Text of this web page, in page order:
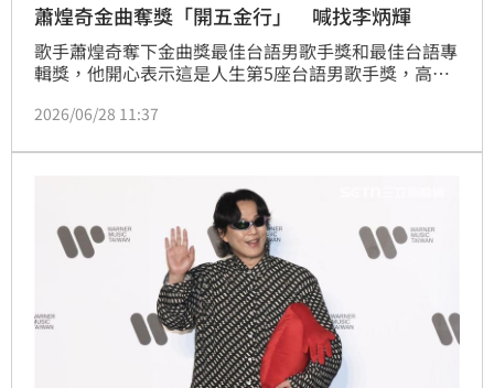
蕭煌奇金曲奪獎「開五金行」 喊找李炳輝
歌手蕭煌奇奪下金曲獎最佳台語男歌手獎和最佳台語專
輯獎，他開心表示這是人生第5座台語男歌手獎，高喊
承和助人的心意。
2026/06/28 11:37